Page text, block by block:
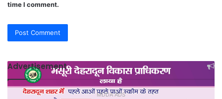
time I comment.
Advertisement
MDDA ADS